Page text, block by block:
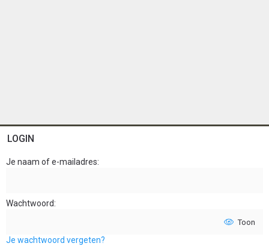
LOGIN
Je naam of e-mailadres
Wachtwoord
Toon
Je wachtwoord vergeten?